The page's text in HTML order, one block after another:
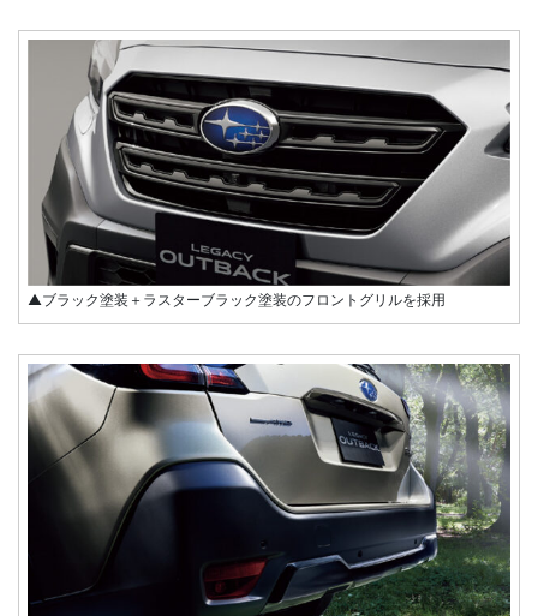
▲ブラック塗装＋ラスターブラック塗装のフロントグリルを採用